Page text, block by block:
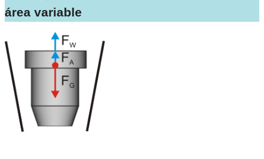
área variable